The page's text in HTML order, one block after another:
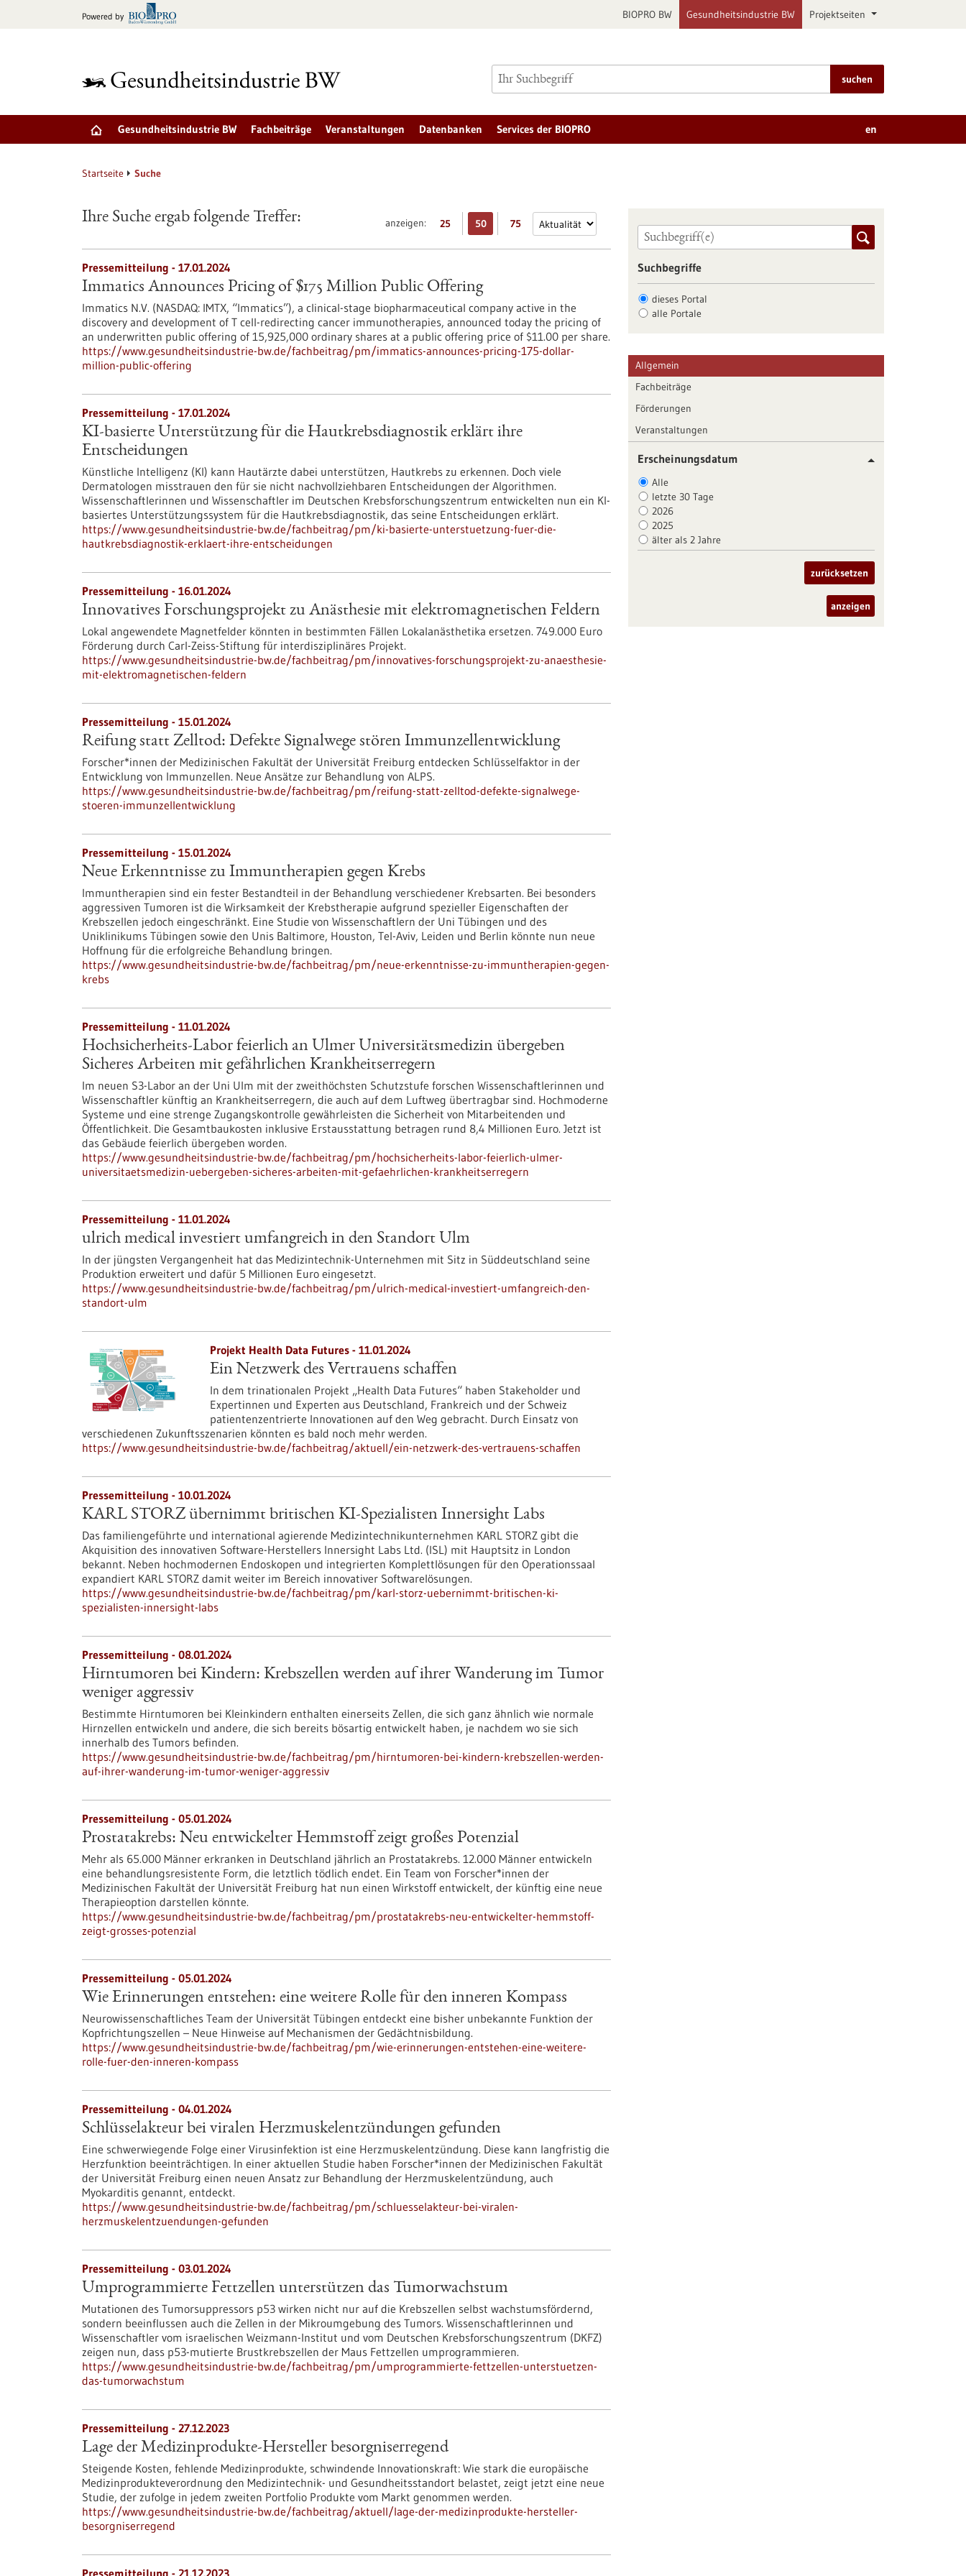
Powered by BIOPRO BW Gesundheitsindustrie BW Projektseiten
suchen
Gesundheitsindustrie BW Fachbeiträge Veranstaltungen Datenbanken Services der BIOPRO en
Startseite Suche
anzeigen: 25 50 75
Ihre Suche ergab folgende Treffer:
Pressemitteilung - 17.01.2024
Immatics Announces Pricing of $175 Million Public Offering
Immatics N.V. (NASDAQ: IMTX, “Immatics”), a clinical-stage biopharmaceutical company active in the
discovery and development of T cell-redirecting cancer immunotherapies, announced today the pricing of
an underwritten public offering of 15,925,000 ordinary shares at a public offering price of $11.00 per share.
https://www.gesundheitsindustrie-bw.de/fachbeitrag/pm/immatics-announces-pricing-175-dollar-
million-public-offering
Pressemitteilung - 17.01.2024
KI-basierte Unterstützung für die Hautkrebsdiagnostik erklärt ihre
Entscheidungen
Künstliche Intelligenz (KI) kann Hautärzte dabei unterstützen, Hautkrebs zu erkennen. Doch viele
Dermatologen misstrauen den für sie nicht nachvollziehbaren Entscheidungen der Algorithmen.
Wissenschaftlerinnen und Wissenschaftler im Deutschen Krebsforschungszentrum entwickelten nun ein KI-
basiertes Unterstützungssystem für die Hautkrebsdiagnostik, das seine Entscheidungen erklärt.
https://www.gesundheitsindustrie-bw.de/fachbeitrag/pm/ki-basierte-unterstuetzung-fuer-die-
hautkrebsdiagnostik-erklaert-ihre-entscheidungen
Pressemitteilung - 16.01.2024
Innovatives Forschungsprojekt zu Anästhesie mit elektromagnetischen Feldern
Lokal angewendete Magnetfelder könnten in bestimmten Fällen Lokalanästhetika ersetzen. 749.000 Euro
Förderung durch Carl-Zeiss-Stiftung für interdisziplinäres Projekt.
https://www.gesundheitsindustrie-bw.de/fachbeitrag/pm/innovatives-forschungsprojekt-zu-anaesthesie-
mit-elektromagnetischen-feldern
Pressemitteilung - 15.01.2024
Reifung statt Zelltod: Defekte Signalwege stören Immunzellentwicklung
Forscher*innen der Medizinischen Fakultät der Universität Freiburg entdecken Schlüsselfaktor in der
Entwicklung von Immunzellen. Neue Ansätze zur Behandlung von ALPS.
https://www.gesundheitsindustrie-bw.de/fachbeitrag/pm/reifung-statt-zelltod-defekte-signalwege-
stoeren-immunzellentwicklung
Pressemitteilung - 15.01.2024
Neue Erkenntnisse zu Immuntherapien gegen Krebs
Immuntherapien sind ein fester Bestandteil in der Behandlung verschiedener Krebsarten. Bei besonders
aggressiven Tumoren ist die Wirksamkeit der Krebstherapie aufgrund spezieller Eigenschaften der
Krebszellen jedoch eingeschränkt. Eine Studie von Wissenschaftlern der Uni Tübingen und des
Uniklinikums Tübingen sowie den Unis Baltimore, Houston, Tel-Aviv, Leiden und Berlin könnte nun neue
Hoffnung für die erfolgreiche Behandlung bringen.
https://www.gesundheitsindustrie-bw.de/fachbeitrag/pm/neue-erkenntnisse-zu-immuntherapien-gegen-
krebs
Pressemitteilung - 11.01.2024
Hochsicherheits-Labor feierlich an Ulmer Universitätsmedizin übergeben
Sicheres Arbeiten mit gefährlichen Krankheitserregern
Im neuen S3-Labor an der Uni Ulm mit der zweithöchsten Schutzstufe forschen Wissenschaftlerinnen und
Wissenschaftler künftig an Krankheitserregern, die auch auf dem Luftweg übertragbar sind. Hochmoderne
Systeme und eine strenge Zugangskontrolle gewährleisten die Sicherheit von Mitarbeitenden und
Öffentlichkeit. Die Gesamtbaukosten inklusive Erstausstattung betragen rund 8,4 Millionen Euro. Jetzt ist
das Gebäude feierlich übergeben worden.
https://www.gesundheitsindustrie-bw.de/fachbeitrag/pm/hochsicherheits-labor-feierlich-ulmer-
universitaetsmedizin-uebergeben-sicheres-arbeiten-mit-gefaehrlichen-krankheitserregern
Pressemitteilung - 11.01.2024
ulrich medical investiert umfangreich in den Standort Ulm
In der jüngsten Vergangenheit hat das Medizintechnik-Unternehmen mit Sitz in Süddeutschland seine
Produktion erweitert und dafür 5 Millionen Euro eingesetzt.
https://www.gesundheitsindustrie-bw.de/fachbeitrag/pm/ulrich-medical-investiert-umfangreich-den-
standort-ulm
Projekt Health Data Futures - 11.01.2024
Ein Netzwerk des Vertrauens schaffen
In dem trinationalen Projekt „Health Data Futures“ haben Stakeholder und
Expertinnen und Experten aus Deutschland, Frankreich und der Schweiz
patientenzentrierte Innovationen auf den Weg gebracht. Durch Einsatz von
verschiedenen Zukunftsszenarien könnten es bald noch mehr werden.
https://www.gesundheitsindustrie-bw.de/fachbeitrag/aktuell/ein-netzwerk-des-vertrauens-schaffen
Pressemitteilung - 10.01.2024
KARL STORZ übernimmt britischen KI-Spezialisten Innersight Labs
Das familiengeführte und international agierende Medizintechnikunternehmen KARL STORZ gibt die
Akquisition des innovativen Software-Herstellers Innersight Labs Ltd. (ISL) mit Hauptsitz in London
bekannt. Neben hochmodernen Endoskopen und integrierten Komplettlösungen für den Operationssaal
expandiert KARL STORZ damit weiter im Bereich innovativer Softwarelösungen.
https://www.gesundheitsindustrie-bw.de/fachbeitrag/pm/karl-storz-uebernimmt-britischen-ki-
spezialisten-innersight-labs
Pressemitteilung - 08.01.2024
Hirntumoren bei Kindern: Krebszellen werden auf ihrer Wanderung im Tumor
weniger aggressiv
Bestimmte Hirntumoren bei Kleinkindern enthalten einerseits Zellen, die sich ganz ähnlich wie normale
Hirnzellen entwickeln und andere, die sich bereits bösartig entwickelt haben, je nachdem wo sie sich
innerhalb des Tumors befinden.
https://www.gesundheitsindustrie-bw.de/fachbeitrag/pm/hirntumoren-bei-kindern-krebszellen-werden-
auf-ihrer-wanderung-im-tumor-weniger-aggressiv
Pressemitteilung - 05.01.2024
Prostatakrebs: Neu entwickelter Hemmstoff zeigt großes Potenzial
Mehr als 65.000 Männer erkranken in Deutschland jährlich an Prostatakrebs. 12.000 Männer entwickeln
eine behandlungsresistente Form, die letztlich tödlich endet. Ein Team von Forscher*innen der
Medizinischen Fakultät der Universität Freiburg hat nun einen Wirkstoff entwickelt, der künftig eine neue
Therapieoption darstellen könnte.
https://www.gesundheitsindustrie-bw.de/fachbeitrag/pm/prostatakrebs-neu-entwickelter-hemmstoff-
zeigt-grosses-potenzial
Pressemitteilung - 05.01.2024
Wie Erinnerungen entstehen: eine weitere Rolle für den inneren Kompass
Neurowissenschaftliches Team der Universität Tübingen entdeckt eine bisher unbekannte Funktion der
Kopfrichtungszellen – Neue Hinweise auf Mechanismen der Gedächtnisbildung.
https://www.gesundheitsindustrie-bw.de/fachbeitrag/pm/wie-erinnerungen-entstehen-eine-weitere-
rolle-fuer-den-inneren-kompass
Pressemitteilung - 04.01.2024
Schlüsselakteur bei viralen Herzmuskelentzündungen gefunden
Eine schwerwiegende Folge einer Virusinfektion ist eine Herzmuskelentzündung. Diese kann langfristig die
Herzfunktion beeinträchtigen. In einer aktuellen Studie haben Forscher*innen der Medizinischen Fakultät
der Universität Freiburg einen neuen Ansatz zur Behandlung der Herzmuskelentzündung, auch
Myokarditis genannt, entdeckt.
https://www.gesundheitsindustrie-bw.de/fachbeitrag/pm/schluesselakteur-bei-viralen-
herzmuskelentzuendungen-gefunden
Pressemitteilung - 03.01.2024
Umprogrammierte Fettzellen unterstützen das Tumorwachstum
Mutationen des Tumorsuppressors p53 wirken nicht nur auf die Krebszellen selbst wachstumsfördernd,
sondern beeinflussen auch die Zellen in der Mikroumgebung des Tumors. Wissenschaftlerinnen und
Wissenschaftler vom israelischen Weizmann-Institut und vom Deutschen Krebsforschungszentrum (DKFZ)
zeigen nun, dass p53-mutierte Brustkrebszellen der Maus Fettzellen umprogrammieren.
https://www.gesundheitsindustrie-bw.de/fachbeitrag/pm/umprogrammierte-fettzellen-unterstuetzen-
das-tumorwachstum
Pressemitteilung - 27.12.2023
Lage der Medizinprodukte-Hersteller besorgniserregend
Steigende Kosten, fehlende Medizinprodukte, schwindende Innovationskraft: Wie stark die europäische
Medizinprodukteverordnung den Medizintechnik- und Gesundheitsstandort belastet, zeigt jetzt eine neue
Studie, der zufolge in jedem zweiten Portfolio Produkte vom Markt genommen werden.
https://www.gesundheitsindustrie-bw.de/fachbeitrag/aktuell/lage-der-medizinprodukte-hersteller-
besorgniserregend
Pressemitteilung - 21.12.2023
Suchbegriffe
dieses Portal
alle Portale
Allgemein
Fachbeiträge
Förderungen
Veranstaltungen
Erscheinungsdatum
Alle
letzte 30 Tage
2026
2025
älter als 2 Jahre
zurücksetzen
anzeigen